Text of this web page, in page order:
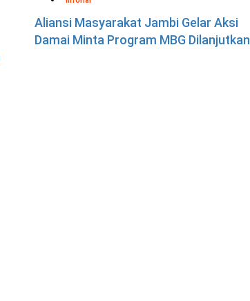
Aliansi Masyarakat Jambi Gelar Aksi
Damai Minta Program MBG Dilanjutkan